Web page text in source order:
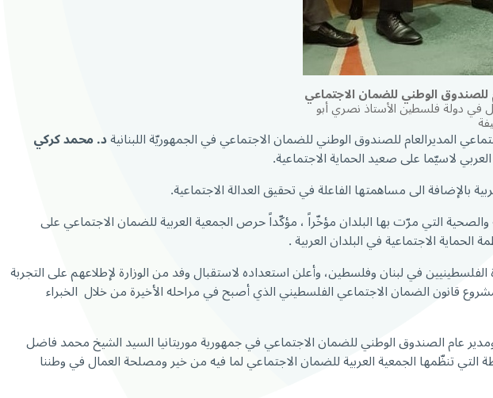
للصندوق الوطني للضمان الاجتماعي
في دولة فلسطين الأستاذ نصري أبو
د. محمد كركي
لاسيّما على صعيد الحماية الاجتماعية.
بالإضافة الى مساهمتها الفاعلة في تحقيق العدالة الاجتماعية.
التي مرّت بها البلدان مؤخّراً ، مؤكّداً حرص الجمعية العربية للضمان الاجتماعي على
الاجتماعية في البلدان العربية .
في لبنان وفلسطين، وأعلن استعداده لاستقبال وفد من الوزارة لإطلاعهم على التجربة
قانون الضمان الاجتماعي الفلسطيني الذي أصبح في مراحله الأخيرة من خلال الخبراء
عام الصندوق الوطني للضمان الاجتماعي في جمهورية موريتانيا السيد الشيخ محمد فاضل
تنظّمها الجمعية العربية للضمان الاجتماعي لما فيه من خير ومصلحة العمال في وطننا